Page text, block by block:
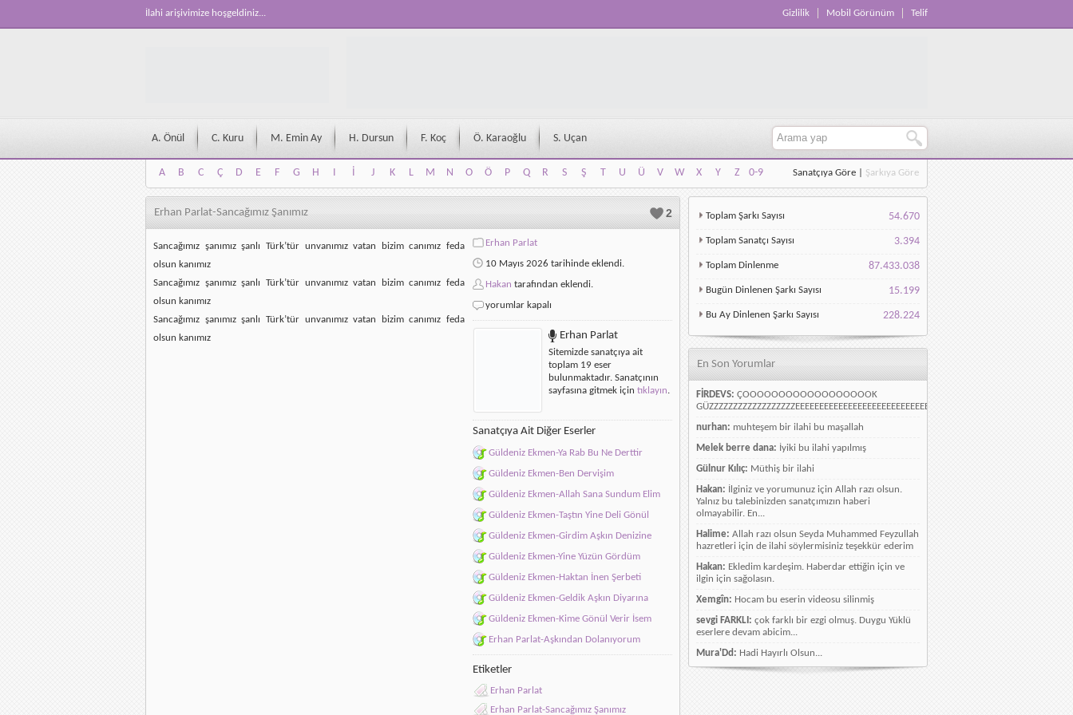
İlahi arişivimize hoşgeldiniz... Gizlilik Mobil Görünüm Telif
A. Önül C. Kuru M. Emin Ay H. Dursun F. Koç Ö. Karaoğlu S. Uçan
A B C Ç D E F G H I İ J K L M N O Ö P Q R S Ş T U Ü V W X Y Z
0-9
A
B C Ç D E F G H I İ J K L M N O Ö P Q R S Ş T U Ü V W X Y Z 0-9
Sanatçıya Göre Şarkıya Göre
2
Erhan Parlat-Sancağımız Şanımız
Sancağımız şanımız şanlı Türk’tür unvanımız vatan bizim canımız feda
olsun kanımız
Sancağımız şanımız şanlı Türk’tür unvanımız vatan bizim canımız feda
olsun kanımız
Sancağımız şanımız şanlı Türk’tür unvanımız vatan bizim canımız feda
olsun kanımız
Erhan Parlat
10 Mayıs 2026 tarihinde eklendi.
Hakan tarafından eklendi.
Erhan
Sancağımız
yorumlar kapalı
Erhan Parlat
Sitemizde sanatçıya ait
toplam 19 eser
bulunmaktadır. Sanatçının
sayfasına gitmek için tıklayın.
Sanatçıya Ait Diğer Eserler
Güldeniz Ekmen-Ya Rab Bu Ne Derttir
Güldeniz Ekmen-Ben Dervişim
Güldeniz Ekmen-Allah Sana Sundum Elim
Güldeniz Ekmen-Taştın Yine Deli Gönül
Güldeniz Ekmen-Girdim Aşkın Denizine
Güldeniz Ekmen-Yine Yüzün Gördüm
Güldeniz Ekmen-Haktan İnen Şerbeti
Güldeniz Ekmen-Geldik Aşkın Diyarına
Güldeniz Ekmen-Kime Gönül Verir İsem
Erhan Parlat-Aşkından Dolanıyorum
Etiketler
Erhan Parlat
Erhan Parlat-Sancağımız Şanımız
Toplam Şarkı Sayısı 54.670
Toplam Sanatçı Sayısı 3.394
Toplam Dinlenme 87.433.038
Bugün Dinlenen Şarkı Sayısı 15.199
Bu Ay Dinlenen Şarkı Sayısı 228.224
En Son Yorumlar
FİRDEVS: ÇOOOOOOOOOOOOOOOOOOK
GÜZZZZZZZZZZZZZZZZZZEEEEEEEEEEEEEEEEEEEEEEEEEEEEELLLLLLLLLLLLLLLLLLLLLLLL
nurhan: muhteşem bir ilahi bu maşallah
Melek berre dana: İyiki bu ilahi yapılmış
Gülnur Kılıç: Müthiş bir ilahi
Hakan: İlginiz ve yorumunuz için Allah razı olsun.
Yalnız bu talebinizden sanatçımızın haberi
olmayabilir. En...
Halime: Allah razı olsun Seyda Muhammed Feyzullah
hazretleri için de ilahi söylermisiniz teşekkür ederim
Hakan: Ekledim kardeşim. Haberdar ettiğin için ve
ilgin için sağolasın.
Xemgîn: Hocam bu eserin videosu silinmiş
sevgi FARKLI: çok farklı bir ezgi olmuş. Duygu Yüklü
eserlere devam abicim...
Mura'Dd: Hadi Hayırlı Olsun...